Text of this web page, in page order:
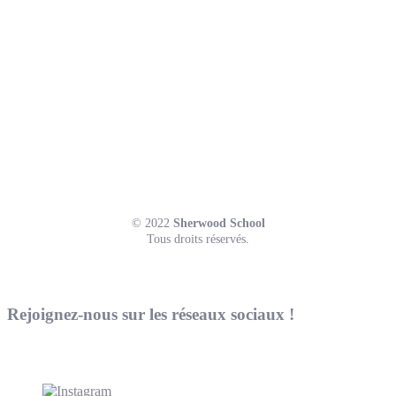
© 2022 Sherwood School
Tous droits réservés.
Rejoignez-nous sur les réseaux sociaux !